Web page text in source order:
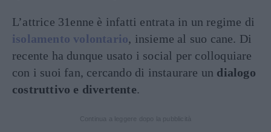
L’attrice 31enne è infatti entrata in un regime di
isolamento volontario, insieme al suo cane. Di
recente ha dunque usato i social per colloquiare
con i suoi fan, cercando di instaurare un dialogo
costruttivo e divertente.